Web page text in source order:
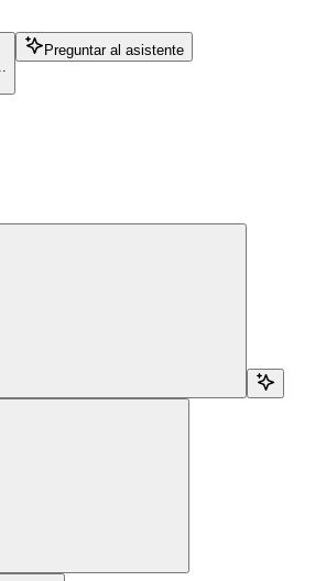
Preguntar al asistente